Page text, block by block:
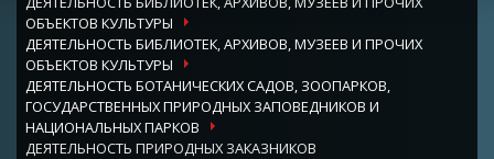
ОБЪЕКТОВ КУЛЬТУРЫ
ДЕЯТЕЛЬНОСТЬ БИБЛИОТЕК, АРХИВОВ, МУЗЕЕВ И ПРОЧИХ
ОБЪЕКТОВ КУЛЬТУРЫ
ДЕЯТЕЛЬНОСТЬ БОТАНИЧЕСКИХ САДОВ, ЗООПАРКОВ,
ГОСУДАРСТВЕННЫХ ПРИРОДНЫХ ЗАПОВЕДНИКОВ И
НАЦИОНАЛЬНЫХ ПАРКОВ
ДЕЯТЕЛЬНОСТЬ ПРИРОДНЫХ ЗАКАЗНИКОВ